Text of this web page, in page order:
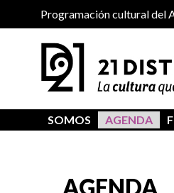
Programación cultural del
SOMOS AGENDA
AGENDA